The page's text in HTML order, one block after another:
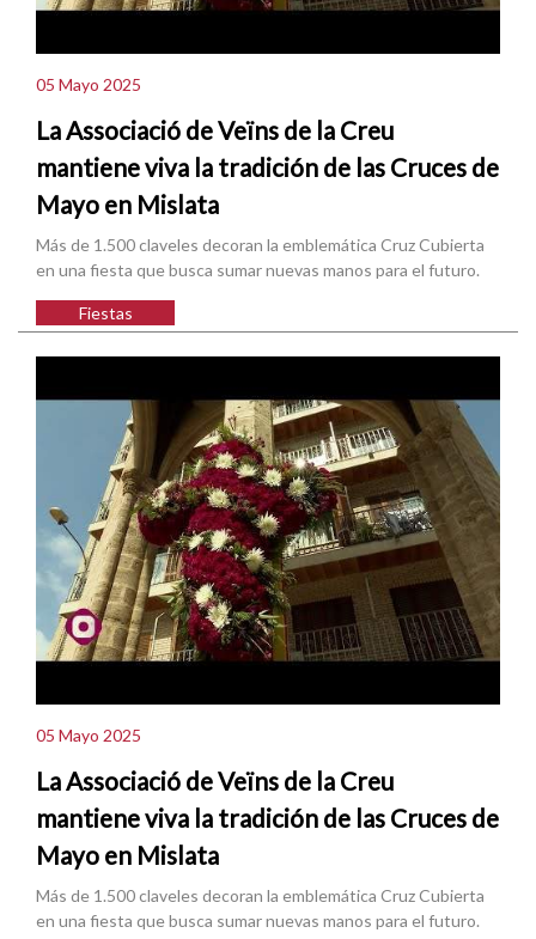
05 Mayo 2025
La Associació de Veïns de la Creu
mantiene viva la tradición de las Cruces de
Mayo en Mislata
Más de 1.500 claveles decoran la emblemática Cruz Cubierta
en una fiesta que busca sumar nuevas manos para el futuro.
Fiestas
05 Mayo 2025
La Associació de Veïns de la Creu
mantiene viva la tradición de las Cruces de
Mayo en Mislata
Más de 1.500 claveles decoran la emblemática Cruz Cubierta
en una fiesta que busca sumar nuevas manos para el futuro.